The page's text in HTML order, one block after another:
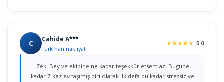
C Cahide A***
Türk han nakliyat
★★★★★ 5.0
Zeki Bey ve ekibine ne kadar teşekkür etsem az. Bugüne
kadar 7 kez ev taşımış biri olarak ilk defa bu kadar stressiz ve